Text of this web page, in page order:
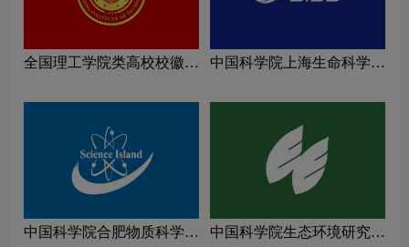
全国理工学院类高校校徽设
中国科学院上海生命科学研
中国科学院合肥物质科学研
中国科学院生态环境研究中